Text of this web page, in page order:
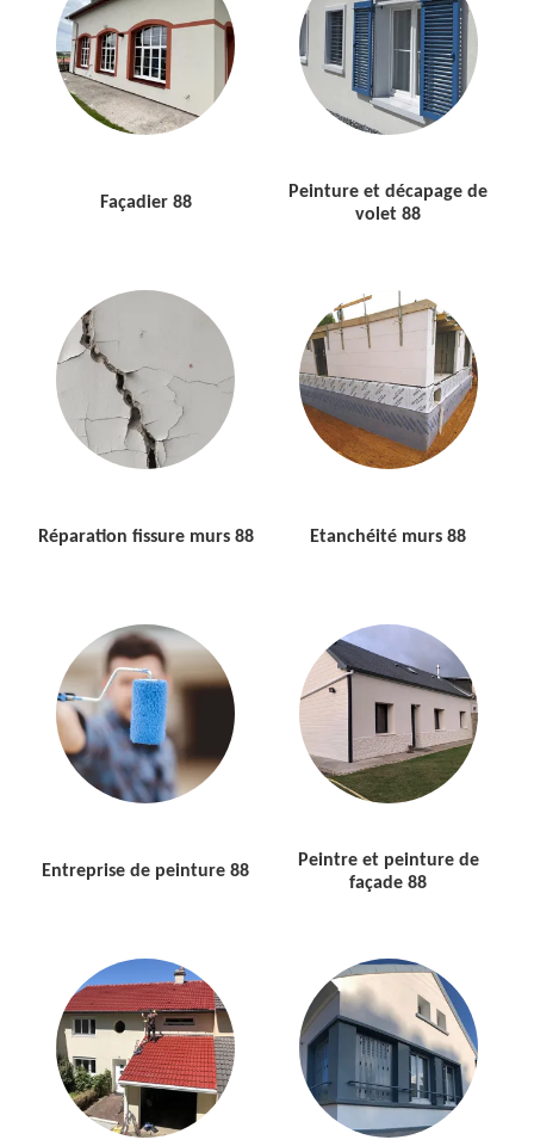
Façadier 88
Peinture et décapage de
volet 88
Réparation fissure murs 88 Etanchéité murs 88
Entreprise de peinture 88
Peintre et peinture de
façade 88